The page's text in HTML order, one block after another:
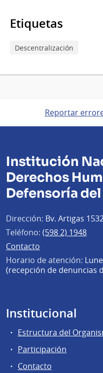
Etiquetas
Descentralización
Reportar
Institución
Derechos
Defensoría
Dirección: Bv. Artigas
Teléfono: (598 2) 1948
Contacto
Horario de atención:
(recepción de denuncias
Institucional
Estructura del
Participación
Contacto